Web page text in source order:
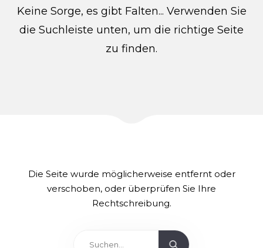
Keine Sorge, es gibt Falten... Verwenden Sie
die Suchleiste unten, um die richtige Seite
zu finden.
Die Seite wurde möglicherweise entfernt oder
verschoben, oder überprüfen Sie Ihre
Rechtschreibung.